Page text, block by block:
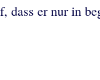
er nur in